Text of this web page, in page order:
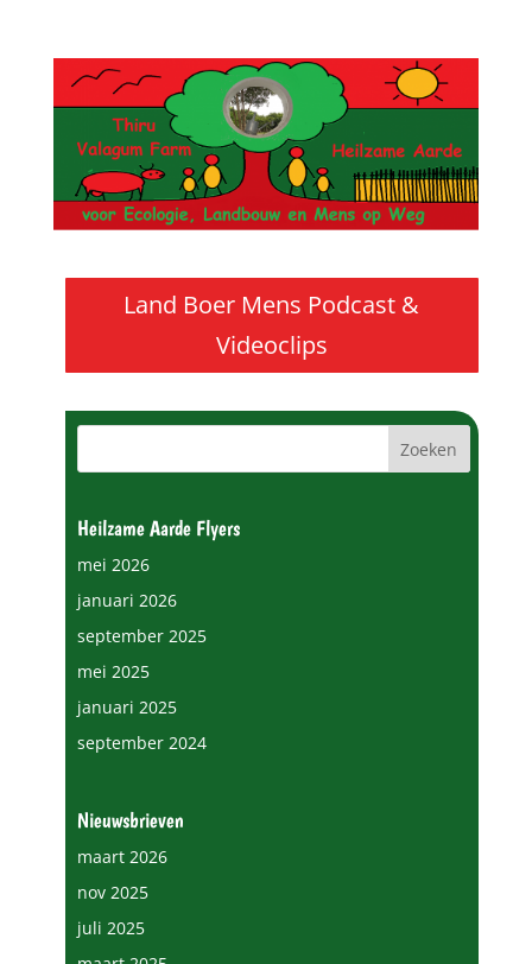
Land Boer Mens Podcast &
Videoclips
Heilzame Aarde Flyers
mei 2026
januari 2026
september 2025
mei 2025
januari 2025
september 2024
Nieuwsbrieven
maart 2026
nov 2025
juli 2025